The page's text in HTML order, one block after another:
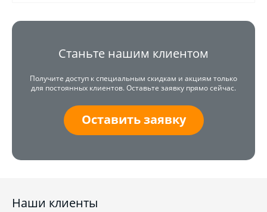
Станьте нашим клиентом
Получите доступ к специальным скидкам и акциям только
для постоянных клиентов. Оставьте заявку прямо сейчас.
Оставить заявку
Наши клиенты